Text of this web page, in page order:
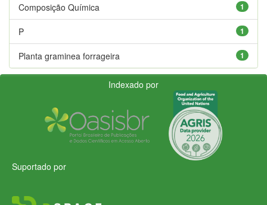
1
Composição Química
1
P
1
Planta graminea forrageira
Indexado por
Suportado por